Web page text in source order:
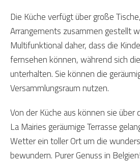
Die Küche verfügt über große
Arrangements zusammen gestellt
Multifunktional daher, dass die
fernsehen können, während sich
unterhalten. Sie können die
Versammlungsraum nutzen.
Von der Küche aus können sie über
La Mairies geräumige Terrasse
Wetter ein toller Ort um die
bewundern. Purer Genuss in Belgien!